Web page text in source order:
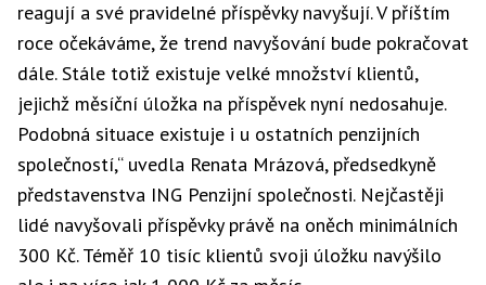
reagují a své pravidelné příspěvky navyšují. V příštím
roce očekáváme, že trend navyšování bude pokračovat
dále. Stále totiž existuje velké množství klientů,
jejichž měsíční úložka na příspěvek nyní nedosahuje.
Podobná situace existuje i u ostatních penzijních
společností,“ uvedla Renata Mrázová, předsedkyně
představenstva ING Penzijní společnosti. Nejčastěji
lidé navyšovali příspěvky právě na oněch minimálních
300 Kč. Téměř 10 tisíc klientů svoji úložku navýšilo